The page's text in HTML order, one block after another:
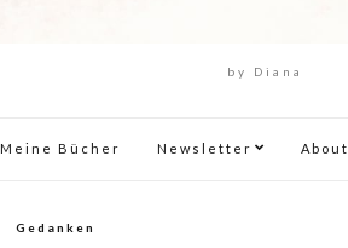
by Diana
Meine Bücher Newsletter About.
Gedanken